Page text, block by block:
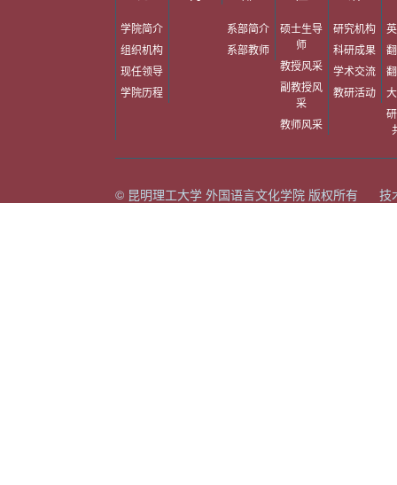
学院简介
组织机构
现任领导
学院历程
系部简介
系部教师
硕士生导
师
教授风采
副教授风
采
教师风采
研究机构
科研成果
学术交流
教研活动
© 昆明理工大学 外国语言文化学院 版权所有 技